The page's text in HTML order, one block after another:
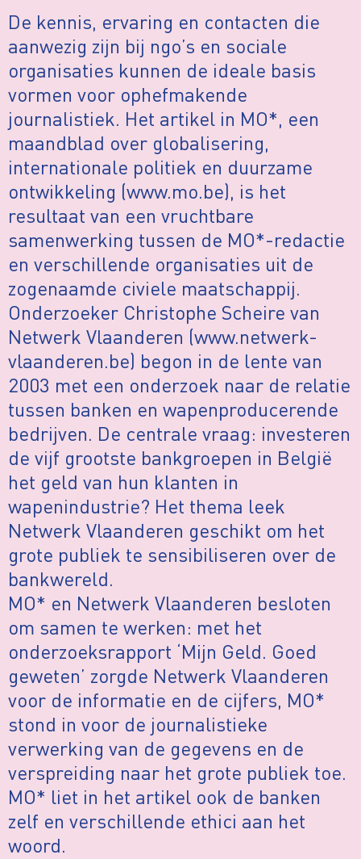
De kennis, ervaring en contacten die
aanwezig zijn bij ngo’s en sociale
organisaties kunnen de ideale basis
vormen voor ophefmakende
journalistiek. Het artikel in MO*, een
maandblad over globalisering,
internationale politiek en duurzame
ontwikkeling (www.mo.be), is het
resultaat van een vruchtbare
samenwerking tussen de MO*-redactie
en verschillende organisaties uit de
zogenaamde civiele maatschappij.
Onderzoeker Christophe Scheire van
Netwerk Vlaanderen (www.netwerk-
vlaanderen.be) begon in de lente van
2003 met een onderzoek naar de relatie
tussen banken en wapenproducerende
bedrijven. De centrale vraag: investeren
de vijf grootste bankgroepen in België
het geld van hun klanten in
wapenindustrie? Het thema leek
Netwerk Vlaanderen geschikt om het
grote publiek te sensibiliseren over de
bankwereld.
MO* en Netwerk Vlaanderen besloten
om samen te werken: met het
onderzoeksrapport ‘Mijn Geld. Goed
geweten’ zorgde Netwerk Vlaanderen
voor de informatie en de cijfers, MO*
stond in voor de journalistieke
verwerking van de gegevens en de
verspreiding naar het grote publiek toe.
MO* liet in het artikel ook de banken
zelf en verschillende ethici aan het
woord.